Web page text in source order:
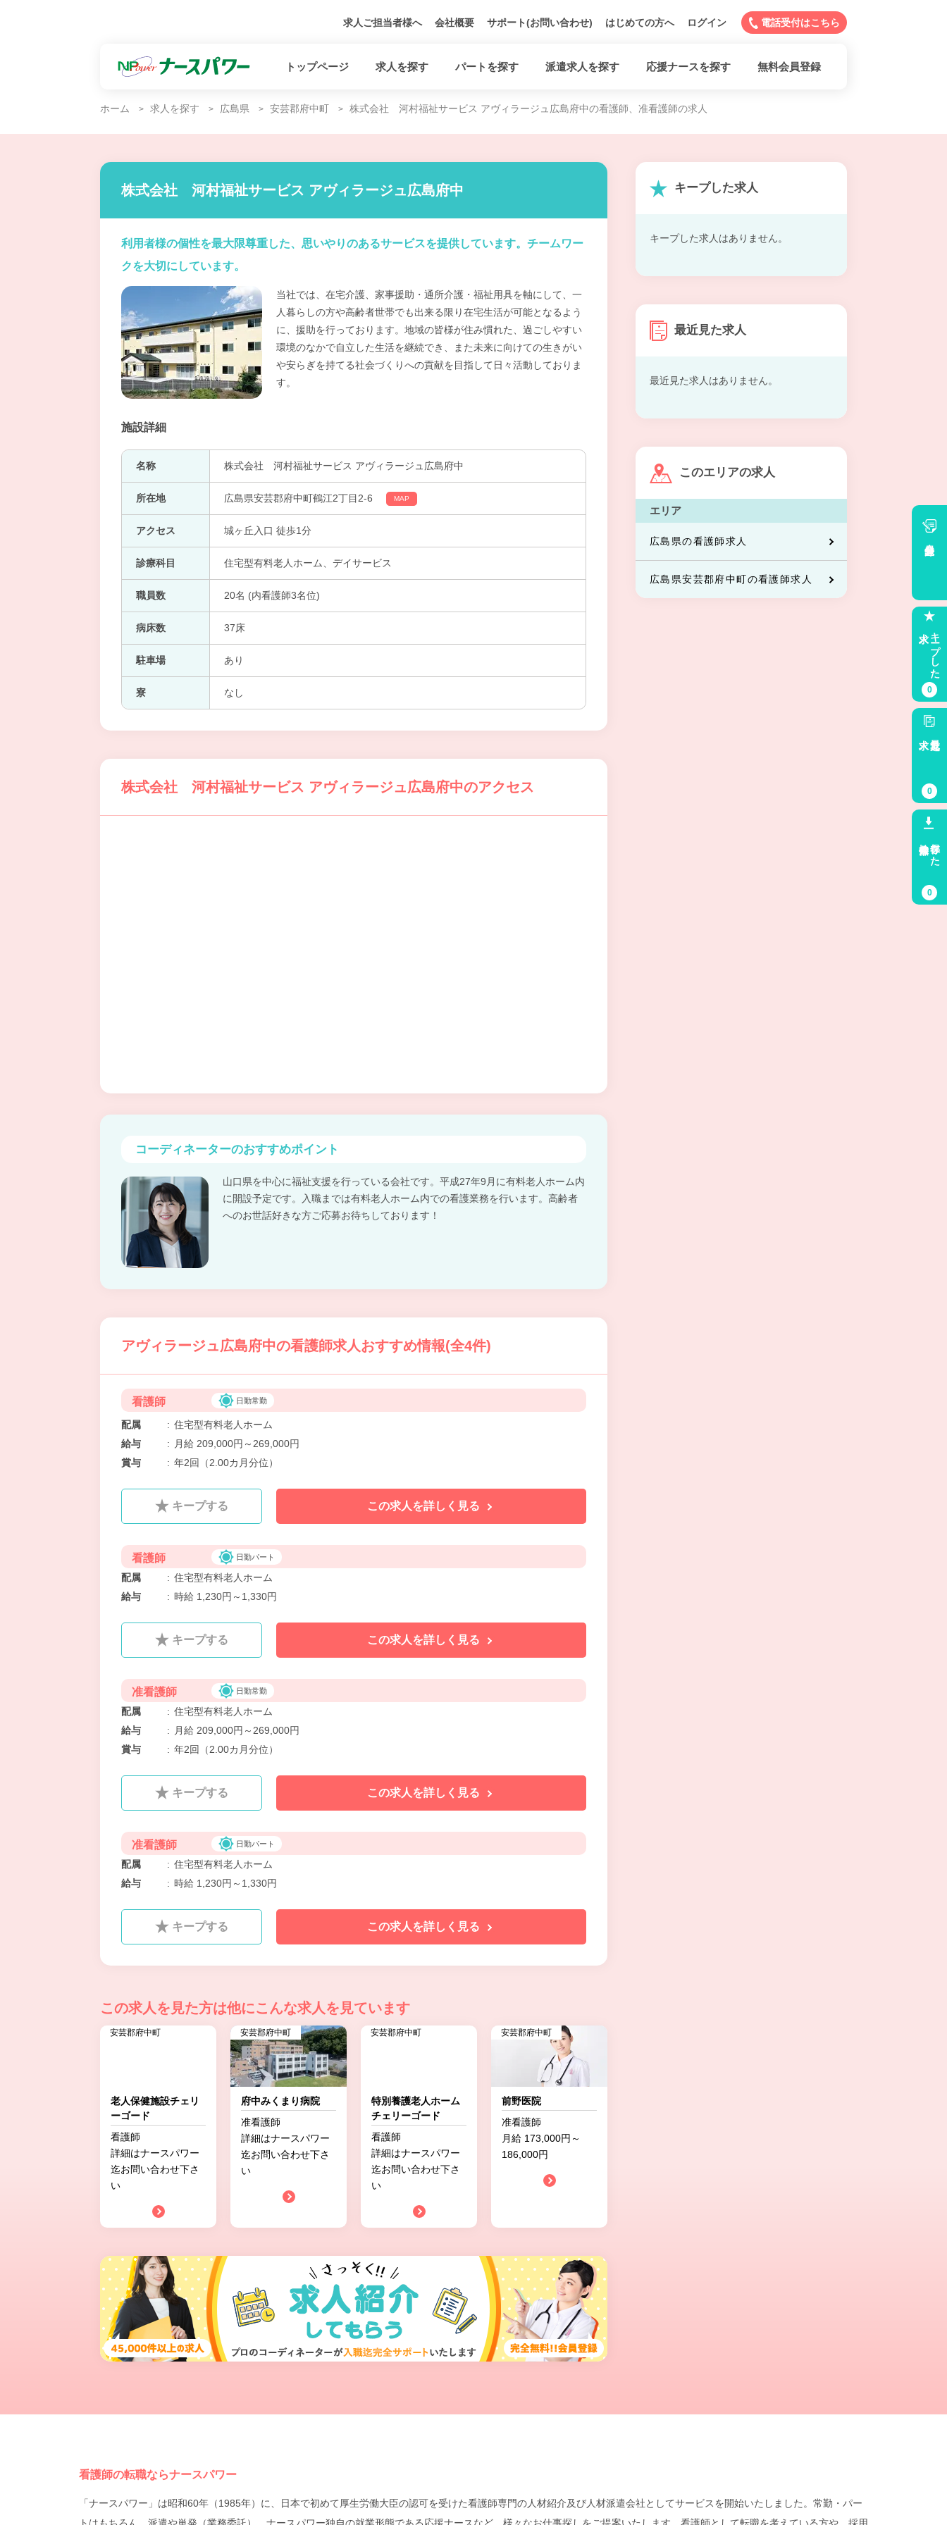
求人ご担当者様へ 会社概要 サポート(お問い合わせ) はじめての方へ ログイン 電話受付はこちら
トップページ 求人を探す パートを探す 派遣求人を探す 応援ナースを探す 無料会員登録
ホーム 求人を探す 広島県 安芸郡府中町 株式会社 河村福祉サービス アヴィラージュ広島府中の看護師、准看護師の求人
株式会社 河村福祉サービス アヴィラージュ広島府中
利用者様の個性を最大限尊重した、思いやりのあるサービスを提供しています。チームワー
クを大切にしています。
当社では、在宅介護、家事援助・通所介護・福祉用具を軸にして、一
人暮らしの方や高齢者世帯でも出来る限り在宅生活が可能となるよう
に、援助を行っております。地域の皆様が住み慣れた、過ごしやすい
環境のなかで自立した生活を継続でき、また未来に向けての生きがい
や安らぎを持てる社会づくりへの貢献を目指して日々活動しておりま
す。
施設詳細
名称 株式会社 河村福祉サービス アヴィラージュ広島府中
所在地 広島県安芸郡府中町鶴江2丁目2-6 MAP
アクセス 城ヶ丘入口 徒歩1分
診療科目 住宅型有料老人ホーム、デイサービス
職員数 20名 (内看護師3名位)
病床数 37床
駐車場 あり
寮 なし
株式会社 河村福祉サービス アヴィラージュ広島府中のアクセス
コーディネーターのおすすめポイント
山口県を中心に福祉支援を行っている会社です。平成27年9月に有料老人ホーム内
に開設予定です。入職までは有料老人ホーム内での看護業務を行います。高齢者
へのお世話好きな方ご応募お待ちしております！
アヴィラージュ広島府中の看護師求人おすすめ情報(全4件)
看護師 日勤常勤
配属 : 住宅型有料老人ホーム
給与
:
月給 209,000円～269,000円
賞与
: 年2回（2.00カ月分位）
キープする この求人を詳しく見る
看護師 日勤パート
配属 : 住宅型有料老人ホーム
給与
: 時給 1,230円～1,330円
キープする この求人を詳しく見る
准看護師 日勤常勤
配属 : 住宅型有料老人ホーム
給与
:
月給 209,000円～269,000円
賞与
: 年2回（2.00カ月分位）
キープする この求人を詳しく見る
准看護師 日勤パート
配属 : 住宅型有料老人ホーム
給与
: 時給 1,230円～1,330円
キープする この求人を詳しく見る
この求人を見た方は他にこんな求人を見ています
安芸郡府中町
老人保健施設チェリ
ーゴード
看護師
詳細はナースパワー
迄お問い合わせ下さ
い
安芸郡府中町
府中みくまり病院
准看護師
詳細はナースパワー
迄お問い合わせ下さ
い
安芸郡府中町
特別養護老人ホーム
チェリーゴード
看護師
詳細はナースパワー
迄お問い合わせ下さ
い
安芸郡府中町
前野医院
准看護師
月給 173,000円～
186,000円
キープした求人
キープした求人はありません。
最近見た求人
最近見た求人はありません。
このエリアの求人
エリア
広島県の看護師求人
広島県安芸郡府中町の看護師求人
看護師の転職ならナースパワー
「ナースパワー」は昭和60年（1985年）に、日本で初めて厚生労働大臣の認可を受けた看護師専門の人材紹介及び人材派遣会社としてサービスを開始いたしました。常勤・パー
キープした
0
最近見た
0
保存した
0